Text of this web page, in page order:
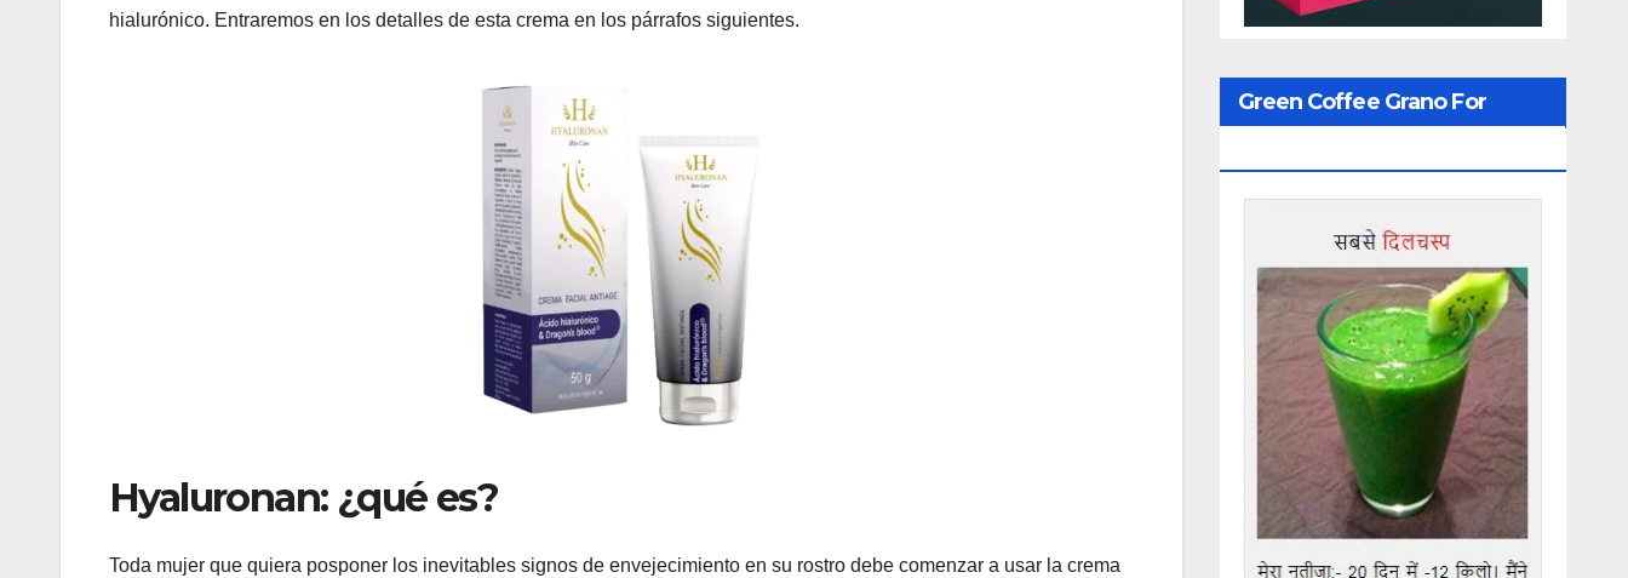
hialurónico. Entraremos en los detalles de esta crema en los párrafos siguientes.
Hyaluronan: ¿qué es?
Toda mujer que quiera posponer los inevitables signos de envejecimiento en su rostro debe comenzar a usar la crema
Green Coffee Grano For